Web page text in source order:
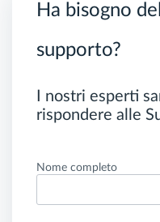
Ha bisogno
supporto?
I nostri esperti
rispondere alle
Nome completo